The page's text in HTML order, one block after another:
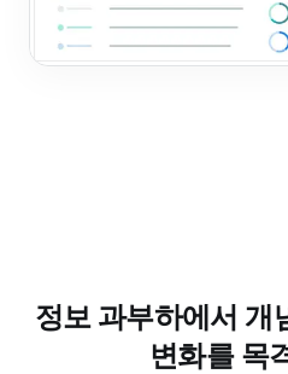
정보 과부하에서 개
변화를 목